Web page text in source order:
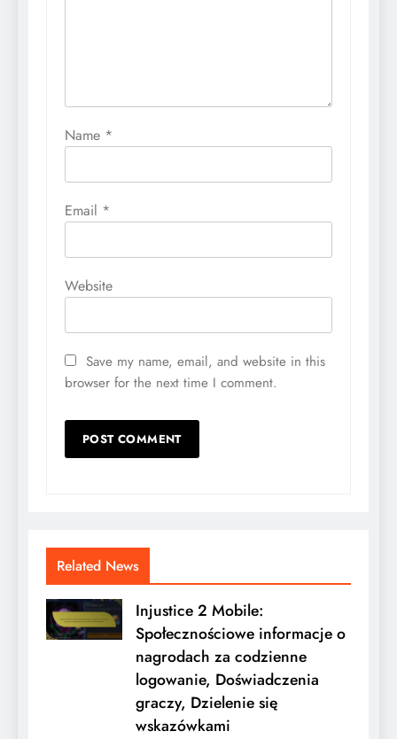
Name *
Email *
Website
Save my name, email, and website in this
browser for the next time I comment.
Related News
Injustice 2 Mobile:
Społecznościowe informacje o
nagrodach za codzienne
logowanie, Doświadczenia
graczy, Dzielenie się
wskazówkami